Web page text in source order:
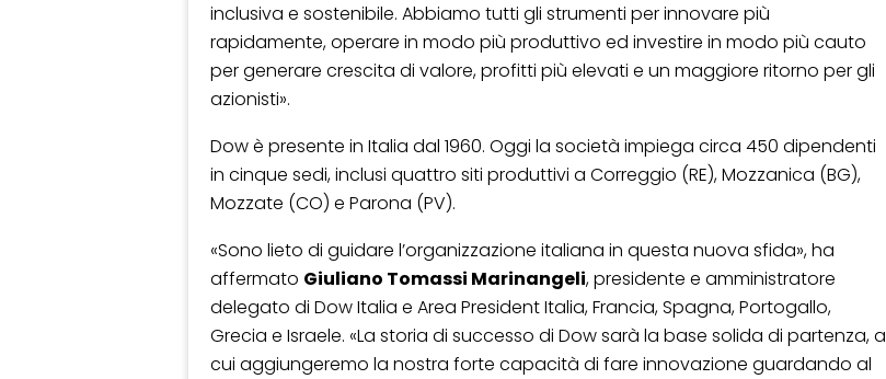
inclusiva e sostenibile. Abbiamo tutti gli strumenti per innovare più
rapidamente, operare in modo più produttivo ed investire in modo più cauto
per generare crescita di valore, profitti più elevati e un maggiore ritorno per gli
azionisti».
Dow è presente in Italia dal 1960. Oggi la società impiega circa 450 dipendenti
in cinque sedi, inclusi quattro siti produttivi a Correggio (RE), Mozzanica (BG),
Mozzate (CO) e Parona (PV).
«Sono lieto di guidare l’organizzazione italiana in questa nuova sfida», ha
affermato Giuliano Tomassi Marinangeli, presidente e amministratore
delegato di Dow Italia e Area President Italia, Francia, Spagna, Portogallo,
Grecia e Israele. «La storia di successo di Dow sarà la base solida di partenza, a
cui aggiungeremo la nostra forte capacità di fare innovazione guardando al